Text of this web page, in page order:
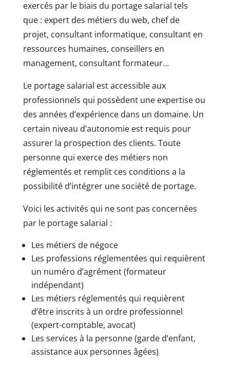
exercés par le biais du portage salarial tels
que : expert des métiers du web, chef de
projet, consultant informatique, consultant en
ressources humaines, conseillers en
management, consultant formateur…
Le portage salarial est accessible aux
professionnels qui possèdent une expertise ou
des années d’expérience dans un domaine. Un
certain niveau d’autonomie est requis pour
assurer la prospection des clients. Toute
personne qui exerce des métiers non
réglementés et remplit ces conditions a la
possibilité d’intégrer une société de portage.
Voici les activités qui ne sont pas concernées
par le portage salarial :
Les métiers de négoce
Les professions réglementées qui requièrent
un numéro d’agrément (formateur
indépendant)
Les métiers réglementés qui requièrent
d’être inscrits à un ordre professionnel
(expert-comptable, avocat)
Les services à la personne (garde d’enfant,
assistance aux personnes âgées)